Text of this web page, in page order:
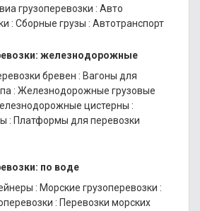
грузоперевозки : Авто
: Сборные грузы : Автотранспорт
железнодорожные
бревен : Вагоны для
: Железнодорожные грузовые
цистерны :
: Платформы для перевозки
по воде
: Морские грузоперевозки :
: Перевозки морских